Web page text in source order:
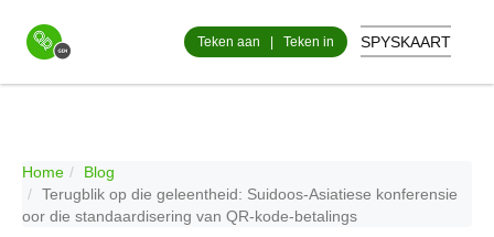
Teken aan Teken in SPYSKAART
Home
Blog
Terugblik op die geleentheid: Suidoos-Asiatiese konferensie
oor die standaardisering van QR-kode-betalings